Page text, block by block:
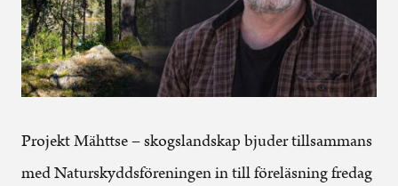
Projekt Mähttse – skogslandskap bjuder tillsammans
med Naturskyddsföreningen in till föreläsning fredag